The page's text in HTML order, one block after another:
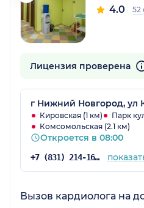
4.0 52
Лицензия проверена
г Нижний Новгород, ул
Кировская (1 км)
Парк
Комсомольская (2.1 км)
Откроется в 08:00
+7 (831) 214-16-93
Вызов кардиолога на